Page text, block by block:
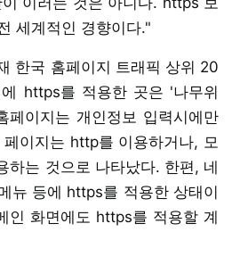
세계적인 경향이다."
한국 홈페이지 트래픽 상위 20
https를 적용한 곳은 '나무위
페이지는 개인정보 입력시에만
이지는 http를 이용하거나, 모
하는 것으로 나타났다. 한편, 네
뉴 등에 https를 적용한 상태이
인 화면에도 https를 적용할 계